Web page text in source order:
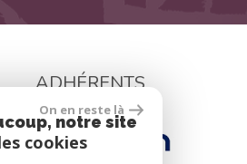
ADHÉRENTS
On en reste là
notre site
cookies